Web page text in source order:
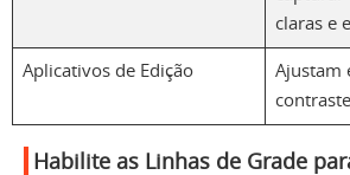
claras e
Aplicativos de Edição
Ajustam
Habilite as Linhas de Grade